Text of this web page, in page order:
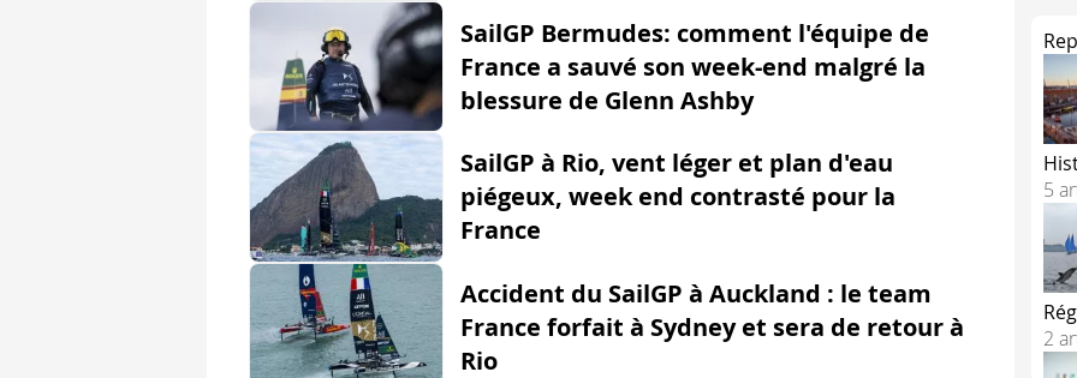
SailGP Bermudes: comment l'équipe de
France a sauvé son week-end malgré la
blessure de Glenn Ashby
SailGP à Rio, vent léger et plan d'eau
piégeux, week end contrasté pour la
France
Accident du SailGP à Auckland : le team
France forfait à Sydney et sera de retour à
Rio
5
2